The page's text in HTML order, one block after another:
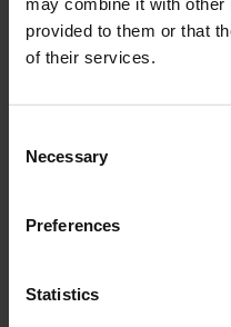
provided to them or that
of their services.
Selection
Necessary
Preferences
Statistics